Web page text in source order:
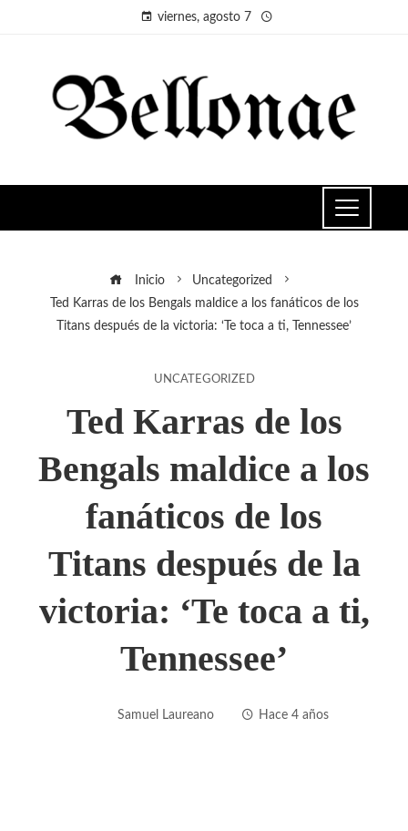
viernes, agosto 7
Inicio
Uncategorized
Ted Karras de los Bengals maldice a los fanáticos de los
Titans después de la victoria: ‘Te toca a ti, Tennessee’
UNCATEGORIZED
Ted Karras de los
Bengals maldice a los
fanáticos de los
Titans después de la
victoria: ‘Te toca a ti,
Tennessee’
Samuel Laureano Hace 4 años